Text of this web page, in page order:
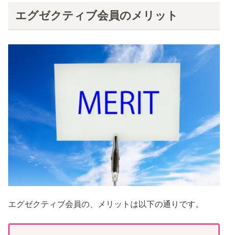
エグゼクティブ会員のメリット
エグゼクティブ会員の、メリットは以下の通りです。